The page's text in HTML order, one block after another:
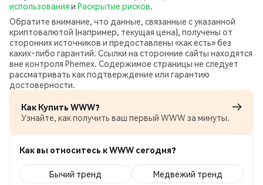
использования и Раскрытие рисков.
Обратите внимание, что данные, связанные с указанной
криптовалютой (например, текущая цена), получены от
сторонних источников и предоставлены «как есть» без
каких‑либо гарантий. Ссылки на сторонние сайты находятся
вне контроля Phemex. Содержимое страницы не следует
рассматривать как подтверждение или гарантию
достоверности.
Как Купить WWW?
Узнайте, как получить ваш первый WWW за минуты.
Как вы относитесь к WWW сегодня?
Бычий тренд Медвежий тренд